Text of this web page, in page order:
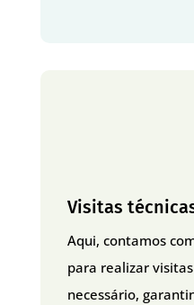
Visitas
Aqui, contamos
para realizar
necessário,